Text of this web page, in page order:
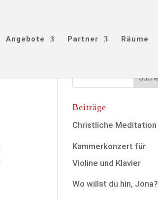
Angebote Partner Räume
Beiträge
Christliche Meditation
Kammerkonzert für
Violine und Klavier
Wo willst du hin, Jona?